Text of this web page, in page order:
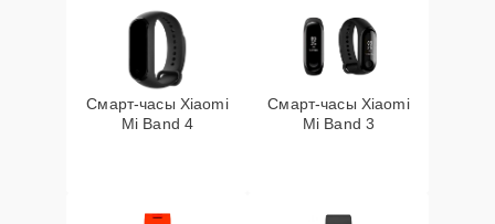
Смарт-часы Xiaomi
Mi Band 4
Смарт-часы Xiaomi
Mi Band 3